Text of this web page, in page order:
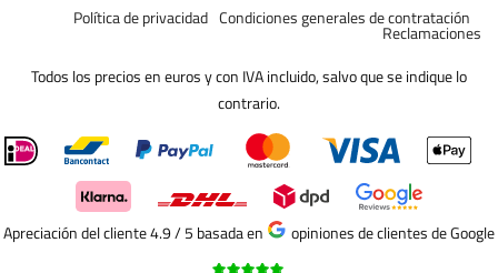
Condiciones generales de contratación
Política de privacidad
Reclamaciones
Todos los precios en euros y con IVA incluido, salvo que se indique lo
contrario.
Apreciación del cliente 4.9 / 5 basada en opiniones de clientes de Google